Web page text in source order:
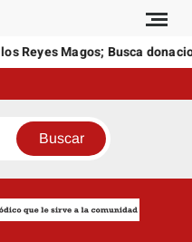
Reyes Magos; Busca